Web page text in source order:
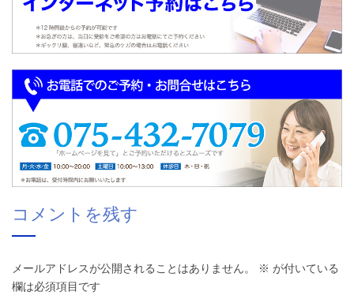
コメントを残す
メールアドレスが公開されることはありません。 ※ が付いている
欄は必須項目です